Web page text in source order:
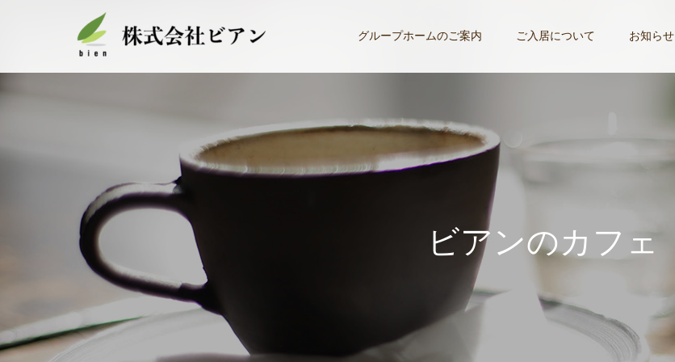
グループホームのご案内 ご入居について お知らせ
ビア ンのカ フ ェ